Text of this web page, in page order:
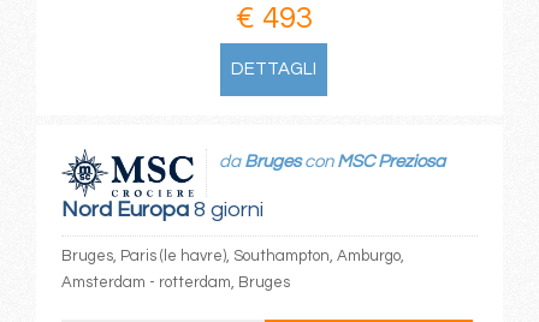
€ 493
DETTAGLI
Nord Europa8 giorni
da Brugescon MSC Preziosa
Bruges, Paris (le havre), Southampton, Amburgo,
Amsterdam - rotterdam, Bruges